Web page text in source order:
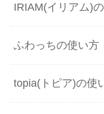
IRIAM(イリアム)
ふわっちの使い方
topia(トピア)の使